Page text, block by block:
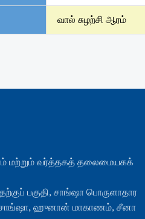
வால் சுழற்சி ஆரம்
மற்றும் வர்த்தகத் தலைமையகக்
பகுதி, சாங்ஷா பொருளாதார
சாங்ஷா, ஹுனான் மாகாணம், சீனா